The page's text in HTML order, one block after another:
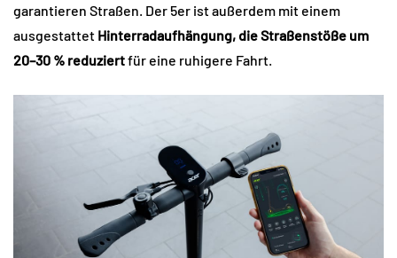
garantieren Straßen. Der 5er ist außerdem mit einem
ausgestattet Hinterradaufhängung, die Straßenstöße um
20–30 % reduziertfür eine ruhigere Fahrt.